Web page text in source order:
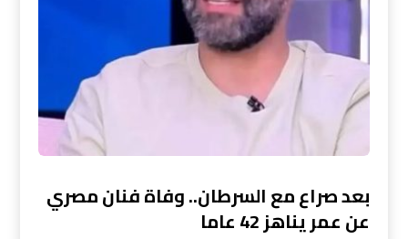
بعد صراع مع السرطان.. وفاة فنان مصري
عن عمر يناهز 42 عاما